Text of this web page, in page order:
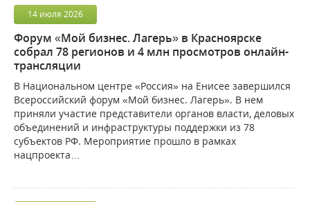
14 июля 2026
Форум «Мой бизнес. Лагерь» в Красноярске
собрал 78 регионов и 4 млн просмотров онлайн-
трансляции
В Национальном центре «Россия» на Енисее завершился
Всероссийский форум «Мой бизнес. Лагерь». В нем
приняли участие представители органов власти, деловых
объединений и инфраструктуры поддержки из 78
субъектов РФ. Мероприятие прошло в рамках
нацпроекта…